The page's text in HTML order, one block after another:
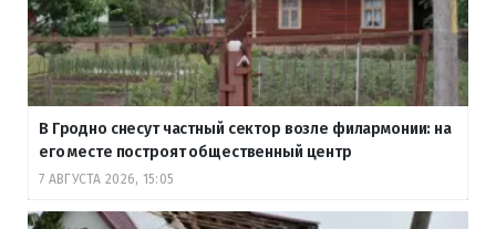
В Гродно снесут частный сектор возле филармонии: на
его месте построят общественный центр
7 АВГУСТА 2026, 15:05